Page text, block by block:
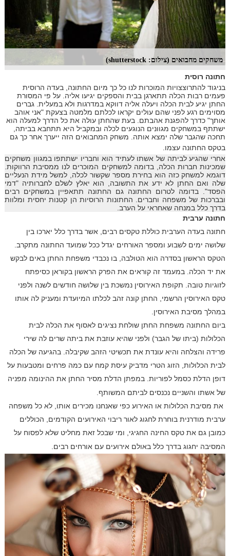
משחקים מחבואים (צילום: shutterstock)
חתונה רוסית
בניגוד להתרוצצויות המוכרות לנו כל כך מיום החתונה, בעדה הרוסית
פעמים רבות הכלה תתארגן בבית והספקים יגיעו אליה. על פי המסורת
החתן יגיע לבית הכלה ויעלה אליה דווקא במדרגות ולא במעלית. גברים
מסוימים רגע לפני שהם עולים יקראו לכלתם מלמטה בצעקת "אני אוהב
אותך" כדרך להפגנת אהבתם. בעת שהחתן עולה את כל הדרך למעלה הוא
ישתתף במשחקים מגוונים הנוגעים לכלה ובמקביל היא תתחבא בביתה,
תחכה שהגבר שלה ימצא אותה. משחק המחבואים הזה ייערך אחר כך גם
בטקס החתונה עצמו.
אחרי שהגיע לביתה של אשתו לעתיד הוא וחבריו ישתתפו במגוון משחקים
שמכינות חברות הכלה, בדומה למשחקים המוכרים לנו ממסיבת הרווקות.
דוגמא למשחק כזה הוא בחירת מספר שקשור לכלה, למשל מידת הנעליים
שלה ואם החתן לא ידע את התשובה, הוא יאלץ לשלם לחברותיה "דמי
הפסד". בדומה לטרום החתונה גם החתונה תתאפיין במשחקים רבים
ובברכות של משפחה וחברים. החתונות הרוסיות הן קטנות יחסית ומלוות
בדרך כלל במנחה שאחראי על הערב.
חתונה ערבית
חתונה בעדה הערבית כוללת טקסים רבים, אשר בדרך כלל יארכו בין
שלושה ימים לשבוע ומספר האורחים יגדל ככל שמועד החתונה מתקרב.
הטקס הראשון בסדרה הוא הטולבה, בו נכבדי משפחת החתן באים לבקש
את יד הכלה. במעמד זה קוראים את הפרק הראשון בקוראן כסיפתח
לזוגיות טובה. תקופת האירוסין נמשכת בין שלושה חודשים לשנה ולפני
טקס האירוסין הרשמי, החתן קונה זהב לכלתו המיועדת ומעניק לה אותו
במהלך מסיבת האירוסין.
ביום החתונה משפחת החתן שולחת נציגים לאסוף את הכלה לבית
הכלולות (ביתו של הגבר) ולפני שהיא עוזבת את ביתה שרים לה שירי
פרידה והצלחה והיא עונדת את תכשיטי הזהב שקיבלה. בהגיעה של הכלה
לבית הכלולות, הזוג הטרי מדביק עיסת קמח עם כמה פרחים ומטבעות על
דופן הדלת כסמל לפוריות. במפתן הדלת מסיר החתן את ההינומה מפניה
של אשתו והשניים נכנסים לביתם המשותף.
את מסיבת הכלולות או האירוע כפי שאנחנו מכירים אותו, לא כל משפחה
ערבית מודרנית בוחרת לחגוג לאור ריבוי האירועים הקודמים, הכוללים
כמובן גם את טקס החינה החגיגי, ומי שבכל זאת מחליט שלא לפסוח על
המסיבה יחגוג בדרך כלל באולם אירועים עם אורחים רבים.